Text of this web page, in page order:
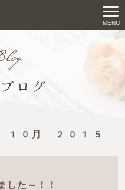
MENU
ログ
ブ: 10月 2015
した～！！